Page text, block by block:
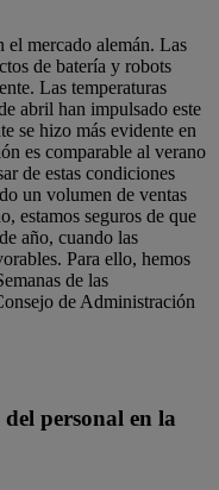
el mercado alemán. Las
de batería y robots
Las temperaturas
abril han impulsado este
se hizo más evidente en
es comparable al verano
de estas condiciones
un volumen de ventas
estamos seguros de que
año, cuando las
Para ello, hemos
de las
de Administración
personal en la